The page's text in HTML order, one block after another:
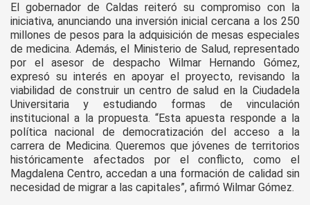
El gobernador de Caldas reiteró su compromiso con la
iniciativa, anunciando una inversión inicial cercana a los 250
millones de pesos para la adquisición de mesas especiales
de medicina. Además, el Ministerio de Salud, representado
por el asesor de despacho Wilmar Hernando Gómez,
expresó su interés en apoyar el proyecto, revisando la
viabilidad de construir un centro de salud en la Ciudadela
Universitaria y estudiando formas de vinculación
institucional a la propuesta. “Esta apuesta responde a la
política nacional de democratización del acceso a la
carrera de Medicina. Queremos que jóvenes de territorios
históricamente afectados por el conflicto, como el
Magdalena Centro, accedan a una formación de calidad sin
necesidad de migrar a las capitales”, afirmó Wilmar Gómez.